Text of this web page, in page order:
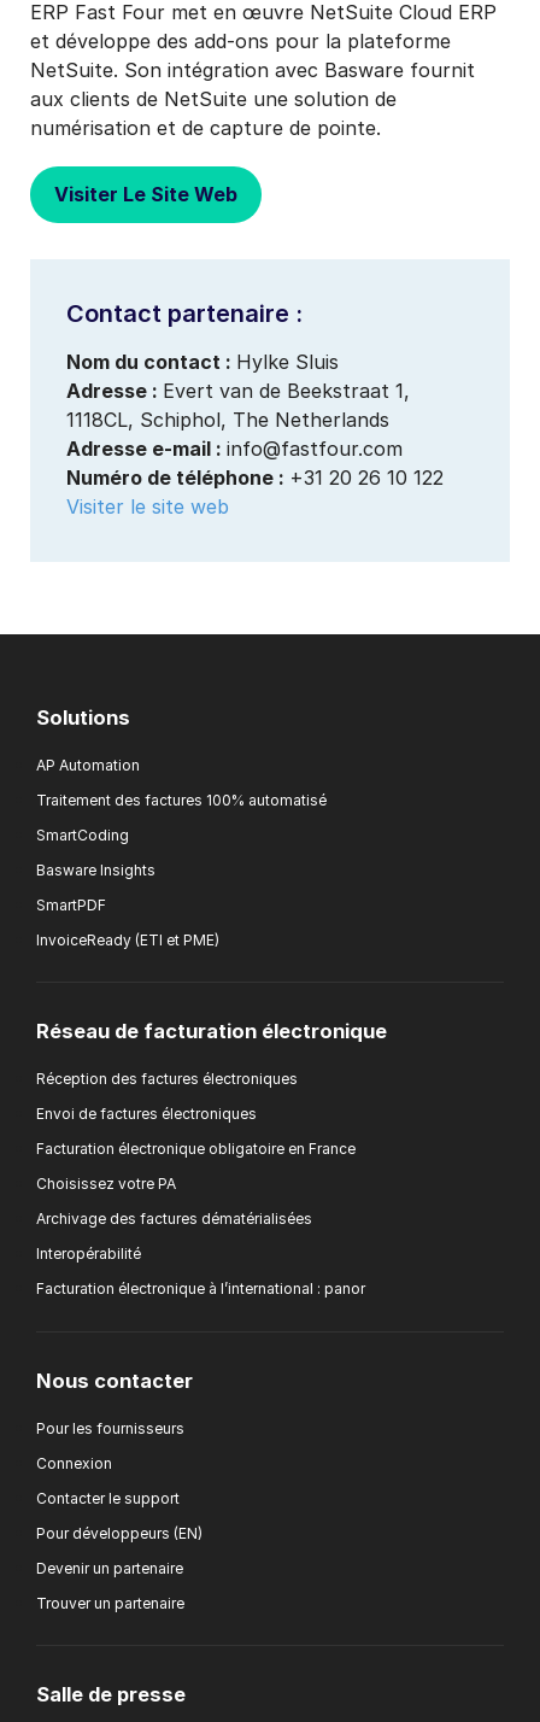
ERP Fast Four met en œuvre NetSuite Cloud ERP
et développe des add-ons pour la plateforme
NetSuite. Son intégration avec Basware fournit
aux clients de NetSuite une solution de
numérisation et de capture de pointe.
Visiter Le Site Web
Contact partenaire :
Nom du contact : Hylke Sluis
Adresse : Evert van de Beekstraat 1,
1118CL, Schiphol, The Netherlands
Adresse e-mail : info@fastfour.com
Numéro de téléphone : +31 20 26 10 122
Visiter le site web
Solutions
AP Automation
Traitement des factures 100% automatisé
SmartCoding
Basware Insights
SmartPDF
InvoiceReady (ETI et PME)
Réseau de facturation électronique
Réception des factures électroniques
Envoi de factures électroniques
Facturation électronique obligatoire en France
Choisissez votre PA
Archivage des factures dématérialisées
Interopérabilité
Facturation électronique à l’international : panor
Nous contacter
Pour les fournisseurs
Connexion
Contacter le support
Pour développeurs (EN)
Devenir un partenaire
Trouver un partenaire
Salle de presse